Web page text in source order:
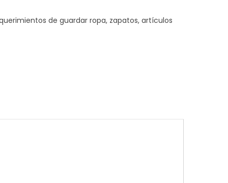
de guardar ropa, zapatos, artículos